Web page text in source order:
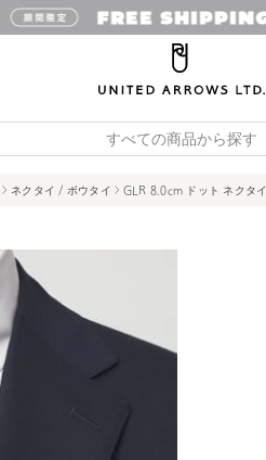
すべての商品から探す
ネクタイ / ボウタイ GLR 8.0cm ドット ネクタイ